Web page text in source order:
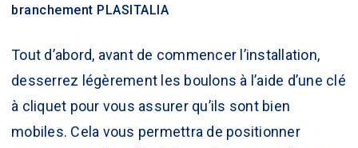
branchement PLASITALIA
Tout d’abord, avant de commencer l’installation,
desserrez légèrement les boulons à l’aide d’une clé
à cliquet pour vous assurer qu’ils sont bien
mobiles. Cela vous permettra de positionner